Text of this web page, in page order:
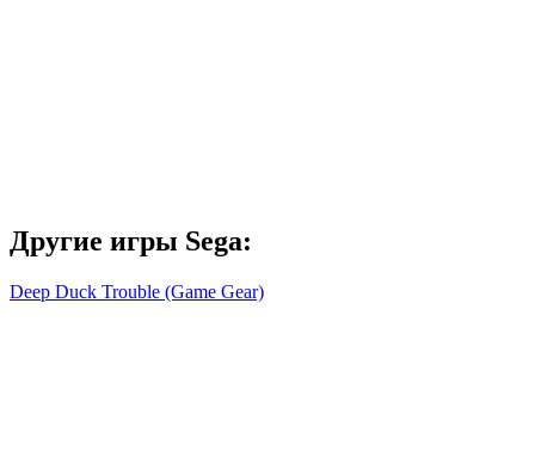
Другие игры Sega:
Deep Duck Trouble (Game Gear)